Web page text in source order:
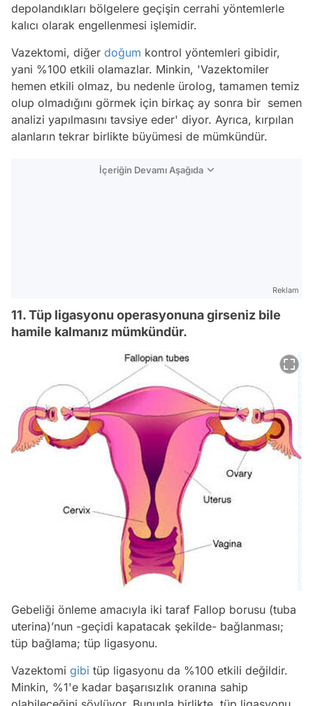
depolandıkları bölgelere geçişin cerrahi yöntemlerle
kalıcı olarak engellenmesi işlemidir.
Vazektomi, diğer doğum kontrol yöntemleri gibidir,
yani %100 etkili olamazlar. Minkin, 'Vazektomiler
hemen etkili olmaz, bu nedenle ürolog, tamamen temiz
olup olmadığını görmek için birkaç ay sonra bir semen
analizi yapılmasını tavsiye eder' diyor. Ayrıca, kırpılan
alanların tekrar birlikte büyümesi de mümkündür.
İçeriğin Devamı Aşağıda
Reklam
11. Tüp ligasyonu operasyonuna girseniz bile
hamile kalmanız mümkündür.
Gebeliği önleme amacıyla iki taraf Fallop borusu (tuba
uterina)’nun -geçidi kapatacak şekilde- bağlanması;
tüp bağlama; tüp ligasyonu.
Vazektomi gibi tüp ligasyonu da %100 etkili değildir.
Minkin, %1'e kadar başarısızlık oranına sahip